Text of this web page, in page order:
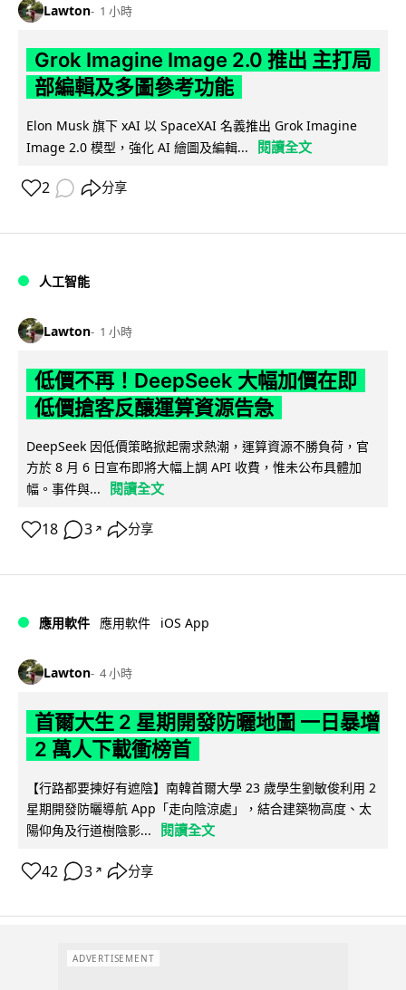
Lawton 1 小時
Grok Imagine Image 2.0 推出 主打局
部編輯及多圖參考功能
Elon Musk 旗下 xAI 以 SpaceXAI 名義推出 Grok Imagine
Image 2.0 模型，強化 AI 繪圖及編輯...
閱讀全文
2 分享
人工智能
Lawton 1 小時
低價不再！DeepSeek 大幅加價在即
低價搶客反釀運算資源告急
DeepSeek 因低價策略掀起需求熱潮，運算資源不勝負荷，官
方於 8 月 6 日宣布即將大幅上調 API 收費，惟未公布具體加
幅。事件與...
閱讀全文
18 3 ↗ 分享
應用軟件 應用軟件 iOS App
Lawton 4 小時
首爾大生 2 星期開發防曬地圖 一日暴增
2 萬人下載衝榜首
【行路都要揀好有遮陰】南韓首爾大學 23 歲學生劉敏俊利用 2
星期開發防曬導航 App「走向陰涼處」，結合建築物高度、太
陽仰角及行道樹陰影...
閱讀全文
42 3 ↗ 分享
ADVERTISEMENT